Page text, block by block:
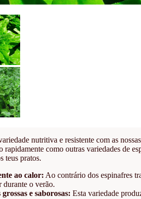
nutritiva e resistente com as
rapidamente como outras variedades de
teus pratos.
ao calor: Ao contrário dos espinafres
durante o verão.
e saborosas: Esta variedade